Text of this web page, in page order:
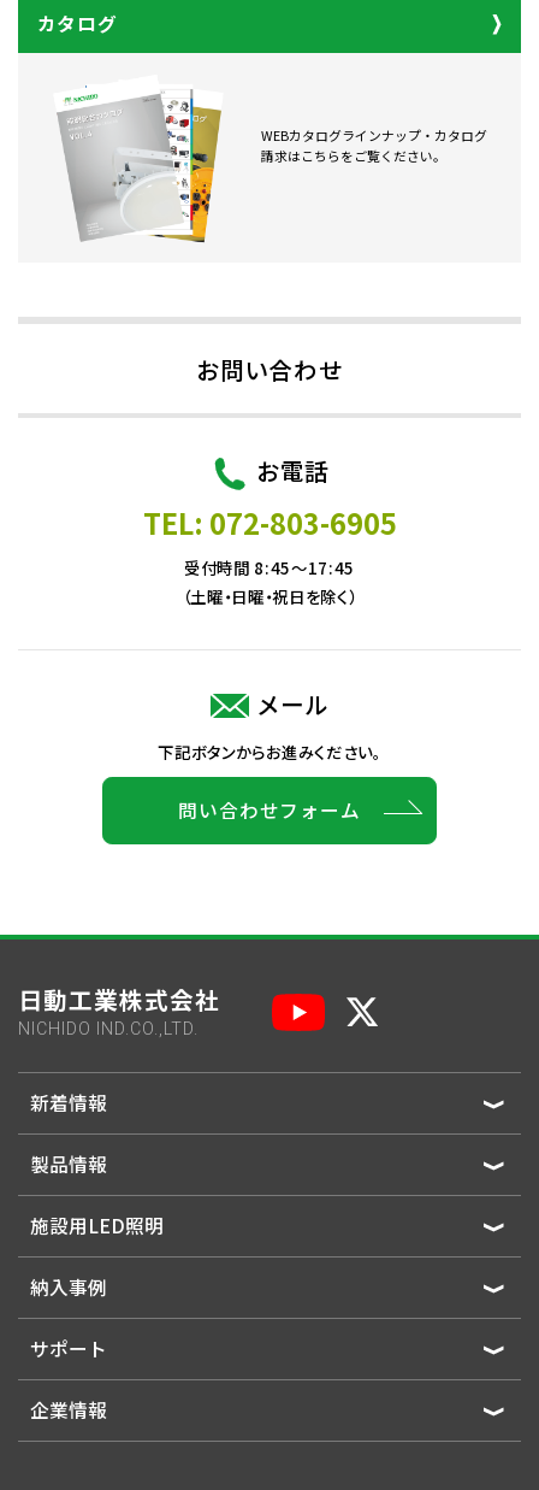
カタログ
WEBカタログラインナップ・カタログ
請求はこちらをご覧ください。
お問い合わせ
お電話
TEL: 072-803-6905
受付時間 8:45～17:45
（土曜・日曜・祝日を除く）
メール
下記ボタンからお進みください。
問い合わせフォーム
日動工業株式会社
NICHIDO IND.CO.,LTD.
新着情報
製品情報
施設用LED照明
納入事例
サポート
企業情報